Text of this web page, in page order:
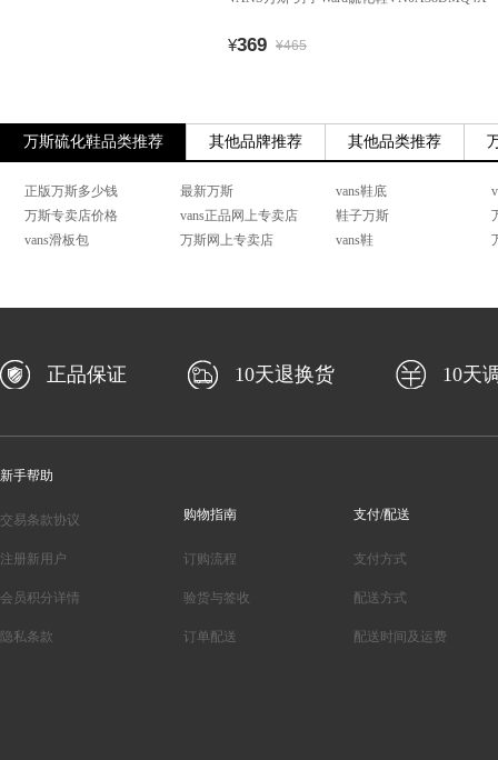
¥369 ¥465
万斯硫化鞋品类推荐 其他品牌推荐 其他品类推荐
正版万斯多少钱 最新万斯 vans鞋底
万斯专卖店价格
vans正品网上专卖店 鞋子万斯
vans滑板包
万斯网上专卖店 vans鞋
正品保证 10天退换货 10天
新手帮助
交易条款协议
注册新用户
会员积分详情
隐私条款
购物指南
订购流程
验货与签收
订单配送
支付/配送
支付方式
配送方式
配送时间及运费